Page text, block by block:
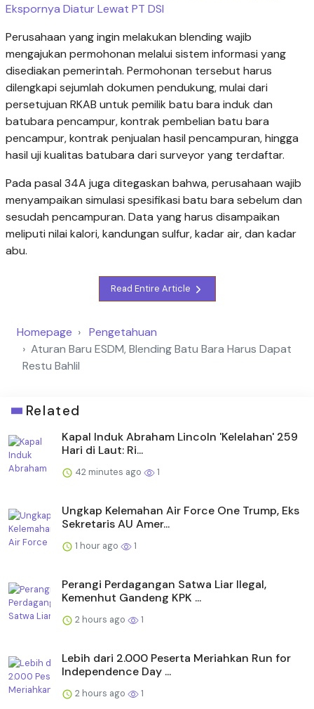
Ekspornya Diatur Lewat PT DSI
Perusahaan yang ingin melakukan blending wajib
mengajukan permohonan melalui sistem informasi yang
disediakan pemerintah. Permohonan tersebut harus
dilengkapi sejumlah dokumen pendukung, mulai dari
persetujuan RKAB untuk pemilik batu bara induk dan
batubara pencampur, kontrak pembelian batu bara
pencampur, kontrak penjualan hasil pencampuran, hingga
hasil uji kualitas batubara dari surveyor yang terdaftar.
Pada pasal 34A juga ditegaskan bahwa, perusahaan wajib
menyampaikan simulasi spesifikasi batu bara sebelum dan
sesudah pencampuran. Data yang harus disampaikan
meliputi nilai kalori, kandungan sulfur, kadar air, dan kadar
abu.
Read Entire Article
Homepage
Pengetahuan
Aturan Baru ESDM, Blending Batu Bara Harus Dapat
Restu Bahlil
Related
Kapal Induk Abraham Lincoln 'Kelelahan' 259
Hari di Laut: Ri...
42 minutes ago 1
Ungkap Kelemahan Air Force One Trump, Eks
Sekretaris AU Amer...
1 hour ago 1
Perangi Perdagangan Satwa Liar Ilegal,
Kemenhut Gandeng KPK ...
2 hours ago 1
Lebih dari 2.000 Peserta Meriahkan Run for
Independence Day ...
2 hours ago 1